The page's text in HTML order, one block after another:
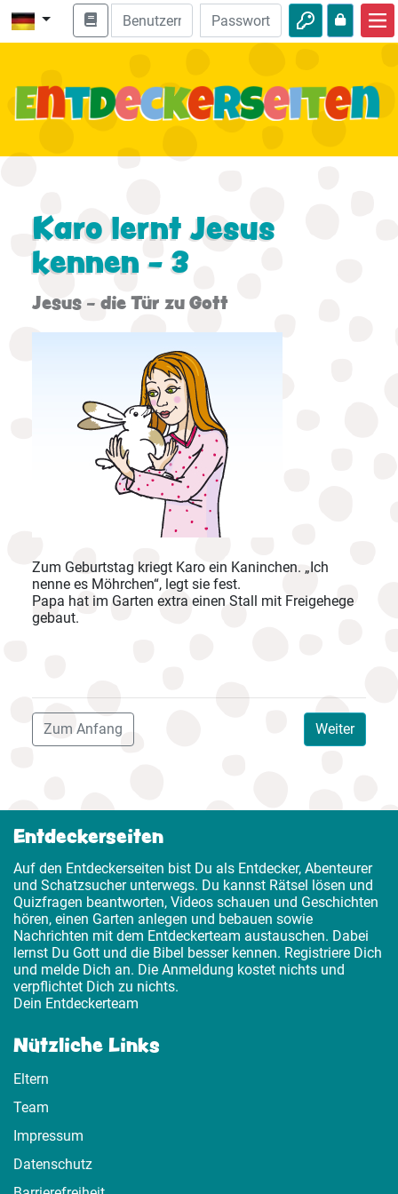
Bibel entdecken
Natur
Abenteuer
Karo lernt Jesus
kennen - 3
Jesus - die Tür zu Gott
Zum Geburtstag kriegt Karo ein Kaninchen. „Ich
nenne es Möhrchen“, legt sie fest.
Papa hat im Garten extra einen Stall mit Freigehege
gebaut.
Weiter
Zum Anfang
Entdeckerseiten
Auf den Entdeckerseiten bist Du als Entdecker, Abenteurer
und Schatzsucher unterwegs. Du kannst Rätsel lösen und
Quizfragen beantworten, Videos schauen und Geschichten
hören, einen Garten anlegen und bebauen sowie
Nachrichten mit dem Entdeckerteam austauschen. Dabei
lernst Du Gott und die Bibel besser kennen. Registriere Dich
und melde Dich an. Die Anmeldung kostet nichts und
verpflichtet Dich zu nichts.
Dein Entdeckerteam
Nützliche Links
Eltern
Team
Impressum
Datenschutz